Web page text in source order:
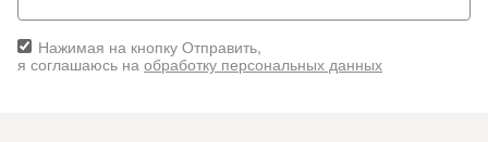
Нажимая на кнопку Отправить,
я соглашаюсь на обработку персональных данных